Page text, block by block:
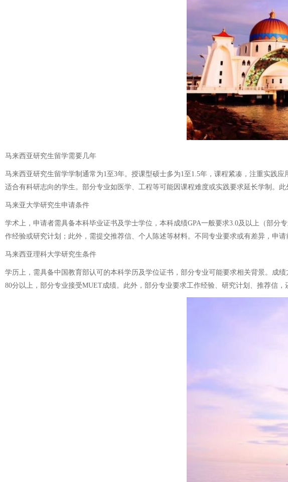
马来西亚研究生留学需要几年
马来西亚研究生留学学制通常为1至3年。授课型硕士多为1至1.5年，课程紧凑，注重实践
适合有科研志向的学生。部分专业如医学、工程等可能因课程难度或实践要求延长学制。
马来亚大学研究生申请条件
学术上，申请者需具备本科毕业证书及学士学位，本科成绩GPA一般要求3.0及以上（部
作经验或研究计划；此外，需提交推荐信、个人陈述等材料。不同专业要求或有差异，申请
马来西亚理科大学研究生条件
学历上，需具备中国教育部认可的本科学历及学位证书，部分专业可能要求相关背景。成
80分以上，部分专业接受MUET成绩。此外，部分专业要求工作经验、研究计划、推荐信